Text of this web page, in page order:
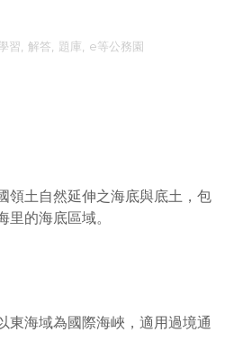
習 解答 題庫 e等公務園
領土自然延伸之海底與底土，包
的海底區域。
東海域為國際海峽，適用過境通